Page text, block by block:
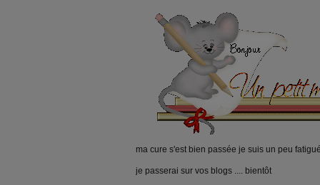
ma cure s'est bien passée je suis un peu
je passerai sur vos blogs .... bientôt